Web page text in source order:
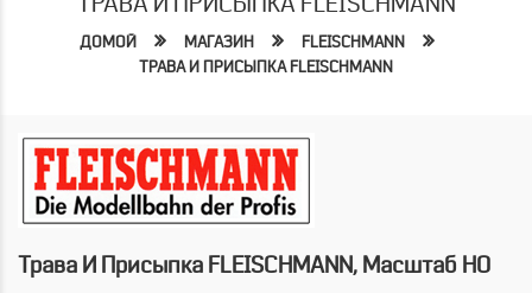
ДОМОЙ МАГАЗИН
FLEISCHMANN
ТРАВА И ПРИСЫПКА FLEISCHMANN
Трава И Присыпка FLEISCHMANN, Масштаб HO